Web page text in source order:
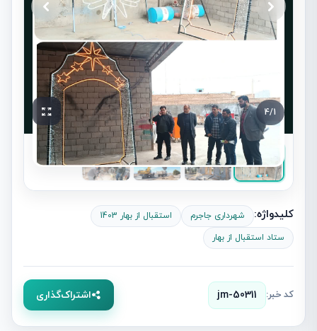
1
/
4
کلیدواژه: شهرداری جاجرم
استقبال از بهار 1403
ستاد استقبال از بهار
کد خبر: jm-50311 اشتراک‌گذاری